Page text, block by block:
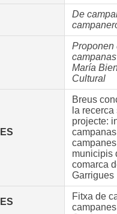
De
Proponen
María
Cultural
Breus
la
projecte:
municipis
comarca
Garrigues
Fitxa de